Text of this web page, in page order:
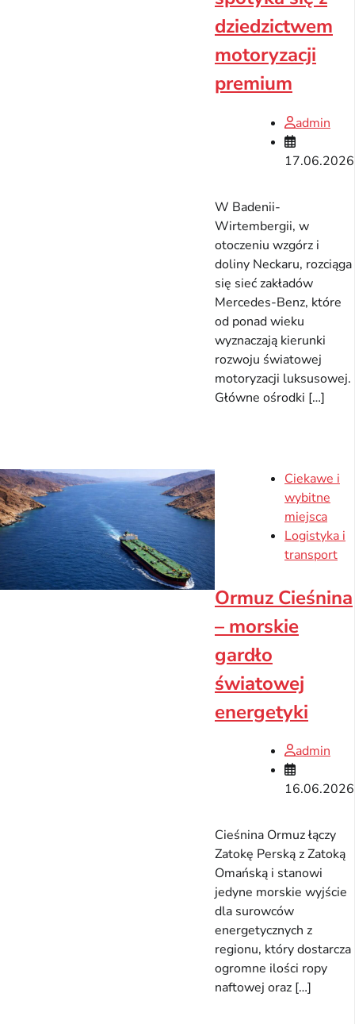
dziedzictwem
motoryzacji
premium
admin
17.06.2026
W Badenii-
Wirtembergii, w
otoczeniu wzgórz i
doliny Neckaru, rozciąga
się sieć zakładów
Mercedes-Benz, które
od ponad wieku
wyznaczają kierunki
rozwoju światowej
motoryzacji luksusowej.
Główne ośrodki […]
Ciekawe i
wybitne
miejsca
Logistyka i
transport
Ormuz Cieśnina
– morskie
gardło
światowej
energetyki
admin
16.06.2026
Cieśnina Ormuz łączy
Zatokę Perską z Zatoką
Omańską i stanowi
jedyne morskie wyjście
dla surowców
energetycznych z
regionu, który dostarcza
ogromne ilości ropy
naftowej oraz […]